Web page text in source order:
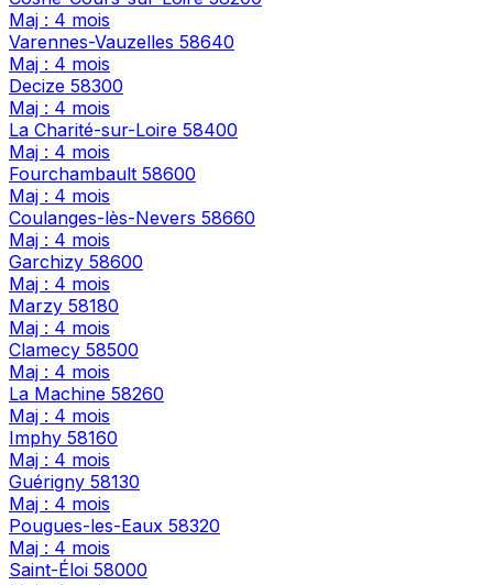
Maj : 4 mois
Varennes-Vauzelles 58640
Maj : 4 mois
Decize 58300
Maj : 4 mois
La Charité-sur-Loire 58400
Maj : 4 mois
Fourchambault 58600
Maj : 4 mois
Coulanges-lès-Nevers 58660
Maj : 4 mois
Garchizy 58600
Maj : 4 mois
Marzy 58180
Maj : 4 mois
Clamecy 58500
Maj : 4 mois
La Machine 58260
Maj : 4 mois
Imphy 58160
Maj : 4 mois
Guérigny 58130
Maj : 4 mois
Pougues-les-Eaux 58320
Maj : 4 mois
Saint-Éloi 58000